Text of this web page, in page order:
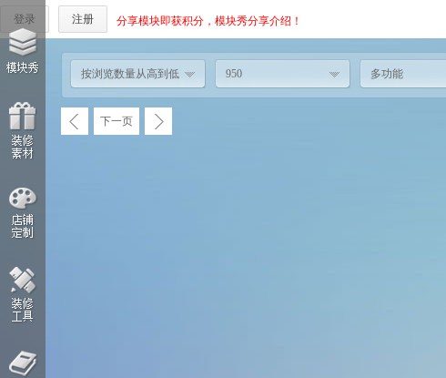
登录 注册 分享模块即获积分，模块秀分享介绍！
按浏览数量从高到低 950 多功能
下一页